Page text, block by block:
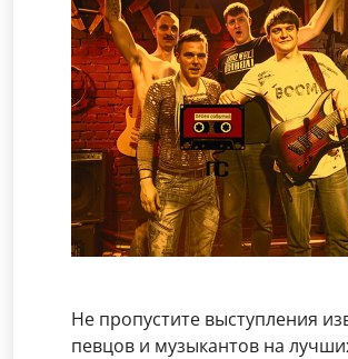
Не пропустите выступления
певцов и музыкантов на